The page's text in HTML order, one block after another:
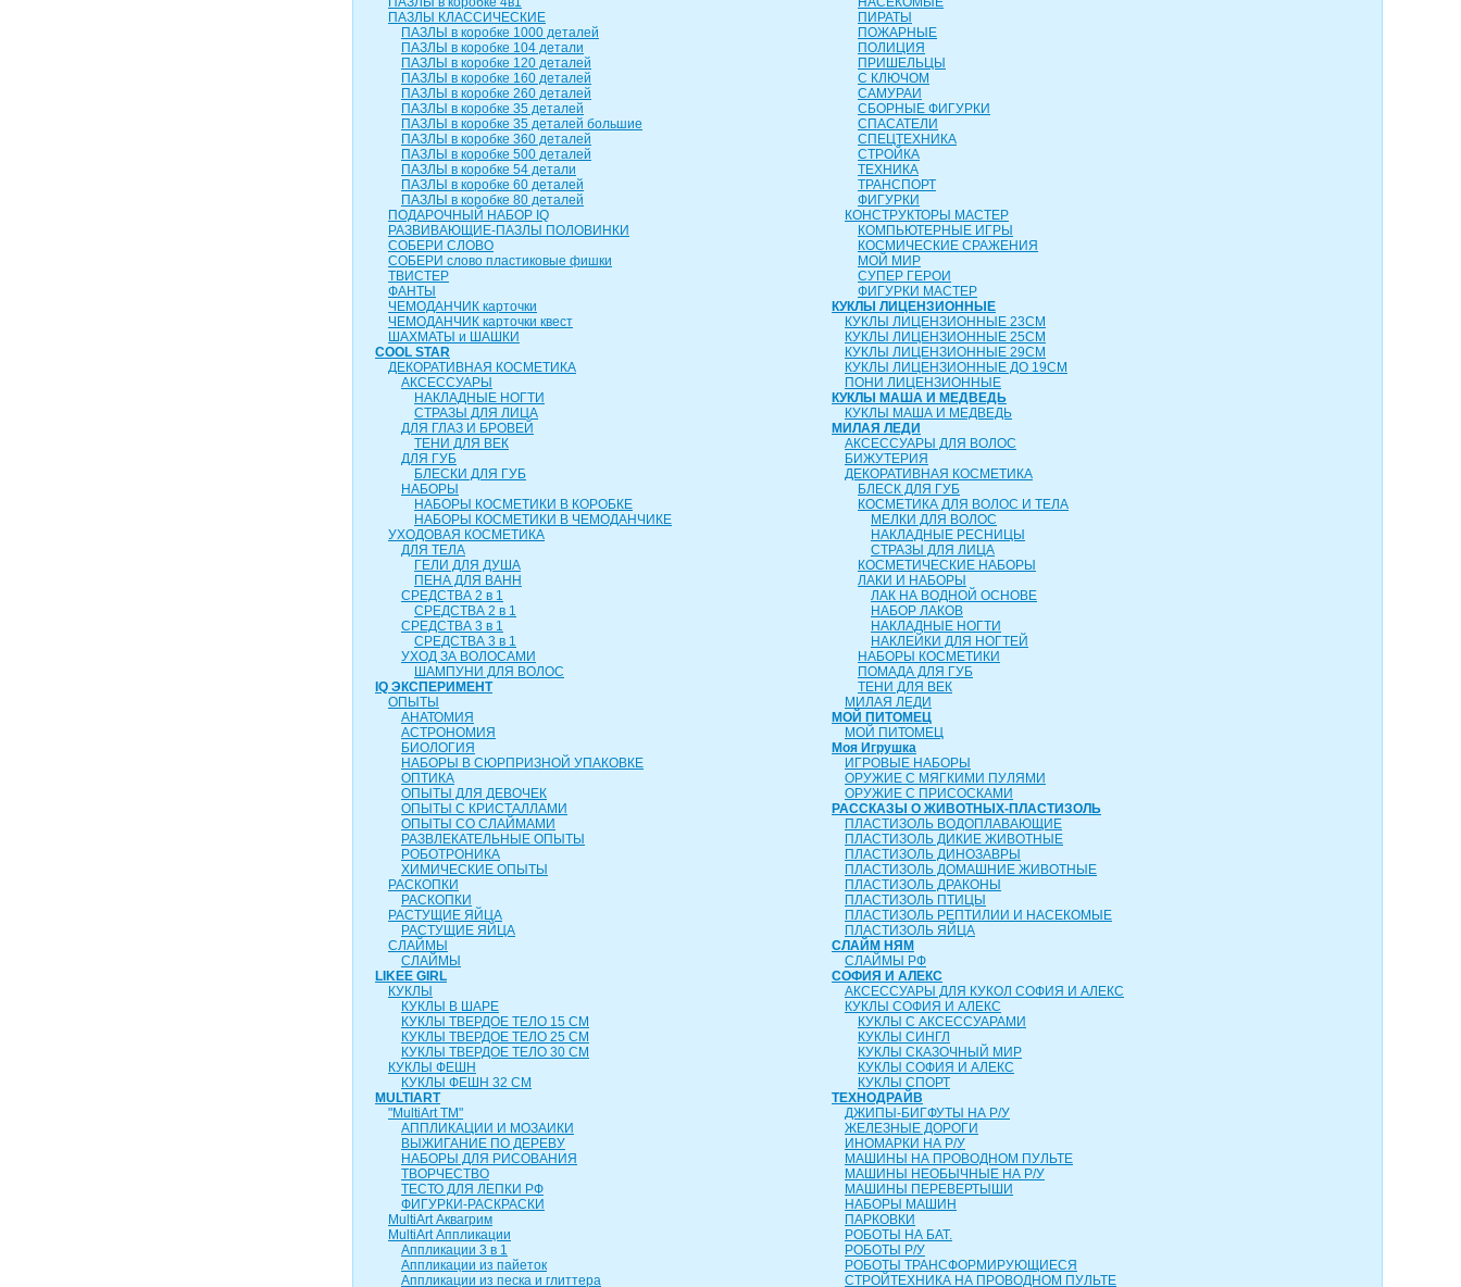
ПАЗЛЫ КЛАССИЧЕСКИЕ
ПАЗЛЫ в коробке 1000 деталей
ПАЗЛЫ в коробке 104 детали
ПАЗЛЫ в коробке 120 деталей
ПАЗЛЫ в коробке 160 деталей
ПАЗЛЫ в коробке 260 деталей
ПАЗЛЫ в коробке 35 деталей
ПАЗЛЫ в коробке 35 деталей большие
ПАЗЛЫ в коробке 360 деталей
ПАЗЛЫ в коробке 500 деталей
ПАЗЛЫ в коробке 54 детали
ПАЗЛЫ в коробке 60 деталей
ПАЗЛЫ в коробке 80 деталей
ПОДАРОЧНЫЙ НАБОР IQ
РАЗВИВАЮЩИЕ-ПАЗЛЫ ПОЛОВИНКИ
СОБЕРИ СЛОВО
СОБЕРИ слово пластиковые фишки
ТВИСТЕР
ФАНТЫ
ЧЕМОДАНЧИК карточки
ЧЕМОДАНЧИК карточки квест
ШАХМАТЫ и ШАШКИ
COOL STAR
ДЕКОРАТИВНАЯ КОСМЕТИКА
АКСЕССУАРЫ
НАКЛАДНЫЕ НОГТИ
СТРАЗЫ ДЛЯ ЛИЦА
ДЛЯ ГЛАЗ И БРОВЕЙ
ТЕНИ ДЛЯ ВЕК
ДЛЯ ГУБ
БЛЕСКИ ДЛЯ ГУБ
НАБОРЫ
НАБОРЫ КОСМЕТИКИ В КОРОБКЕ
НАБОРЫ КОСМЕТИКИ В ЧЕМОДАНЧИКЕ
УХОДОВАЯ КОСМЕТИКА
ДЛЯ ТЕЛА
ГЕЛИ ДЛЯ ДУША
ПЕНА ДЛЯ ВАНН
СРЕДСТВА 2 в 1
СРЕДСТВА 2 в 1
СРЕДСТВА 3 в 1
СРЕДСТВА 3 в 1
УХОД ЗА ВОЛОСАМИ
ШАМПУНИ ДЛЯ ВОЛОС
IQ ЭКСПЕРИМЕНТ
ОПЫТЫ
АНАТОМИЯ
АСТРОНОМИЯ
БИОЛОГИЯ
НАБОРЫ В СЮРПРИЗНОЙ УПАКОВКЕ
ОПТИКА
ОПЫТЫ ДЛЯ ДЕВОЧЕК
ОПЫТЫ С КРИСТАЛЛАМИ
ОПЫТЫ СО СЛАЙМАМИ
РАЗВЛЕКАТЕЛЬНЫЕ ОПЫТЫ
РОБОТРОНИКА
ХИМИЧЕСКИЕ ОПЫТЫ
РАСКОПКИ
РАСКОПКИ
РАСТУЩИЕ ЯЙЦА
РАСТУЩИЕ ЯЙЦА
СЛАЙМЫ
СЛАЙМЫ
LIKEE GIRL
КУКЛЫ
КУКЛЫ В ШАРЕ
КУКЛЫ ТВЕРДОЕ ТЕЛО 15 СМ
КУКЛЫ ТВЕРДОЕ ТЕЛО 25 СМ
КУКЛЫ ТВЕРДОЕ ТЕЛО 30 СМ
КУКЛЫ ФЕШН
КУКЛЫ ФЕШН 32 СМ
MULTIART
"MultiArt ТМ"
АППЛИКАЦИИ И МОЗАИКИ
ВЫЖИГАНИЕ ПО ДЕРЕВУ
НАБОРЫ ДЛЯ РИСОВАНИЯ
ТВОРЧЕСТВО
ТЕСТО ДЛЯ ЛЕПКИ РФ
ФИГУРКИ-РАСКРАСКИ
MultiArt Аквагрим
MultiArt Аппликации
Аппликации 3 в 1
Аппликации из пайеток
Аппликации из песка и глиттера
ПИРАТЫ
ПОЖАРНЫЕ
ПОЛИЦИЯ
ПРИШЕЛЬЦЫ
С КЛЮЧОМ
САМУРАИ
СБОРНЫЕ ФИГУРКИ
СПАСАТЕЛИ
СПЕЦТЕХНИКА
СТРОЙКА
ТЕХНИКА
ТРАНСПОРТ
ФИГУРКИ
КОНСТРУКТОРЫ МАСТЕР
КОМПЬЮТЕРНЫЕ ИГРЫ
КОСМИЧЕСКИЕ СРАЖЕНИЯ
МОЙ МИР
СУПЕР ГЕРОИ
ФИГУРКИ МАСТЕР
КУКЛЫ ЛИЦЕНЗИОННЫЕ
КУКЛЫ ЛИЦЕНЗИОННЫЕ 23СМ
КУКЛЫ ЛИЦЕНЗИОННЫЕ 25СМ
КУКЛЫ ЛИЦЕНЗИОННЫЕ 29СМ
КУКЛЫ ЛИЦЕНЗИОННЫЕ ДО 19СМ
ПОНИ ЛИЦЕНЗИОННЫЕ
КУКЛЫ МАША И МЕДВЕДЬ
КУКЛЫ МАША И МЕДВЕДЬ
МИЛАЯ ЛЕДИ
АКСЕССУАРЫ ДЛЯ ВОЛОС
БИЖУТЕРИЯ
ДЕКОРАТИВНАЯ КОСМЕТИКА
БЛЕСК ДЛЯ ГУБ
КОСМЕТИКА ДЛЯ ВОЛОС И ТЕЛА
МЕЛКИ ДЛЯ ВОЛОС
НАКЛАДНЫЕ РЕСНИЦЫ
СТРАЗЫ ДЛЯ ЛИЦА
КОСМЕТИЧЕСКИЕ НАБОРЫ
ЛАКИ И НАБОРЫ
ЛАК НА ВОДНОЙ ОСНОВЕ
НАБОР ЛАКОВ
НАКЛАДНЫЕ НОГТИ
НАКЛЕЙКИ ДЛЯ НОГТЕЙ
НАБОРЫ КОСМЕТИКИ
ПОМАДА ДЛЯ ГУБ
ТЕНИ ДЛЯ ВЕК
МИЛАЯ ЛЕДИ
МОЙ ПИТОМЕЦ
МОЙ ПИТОМЕЦ
Моя Игрушка
ИГРОВЫЕ НАБОРЫ
ОРУЖИЕ С МЯГКИМИ ПУЛЯМИ
ОРУЖИЕ С ПРИСОСКАМИ
РАССКАЗЫ О ЖИВОТНЫХ-ПЛАСТИЗОЛЬ
ПЛАСТИЗОЛЬ ВОДОПЛАВАЮЩИЕ
ПЛАСТИЗОЛЬ ДИКИЕ ЖИВОТНЫЕ
ПЛАСТИЗОЛЬ ДИНОЗАВРЫ
ПЛАСТИЗОЛЬ ДОМАШНИЕ ЖИВОТНЫЕ
ПЛАСТИЗОЛЬ ДРАКОНЫ
ПЛАСТИЗОЛЬ ПТИЦЫ
ПЛАСТИЗОЛЬ РЕПТИЛИИ И НАСЕКОМЫЕ
ПЛАСТИЗОЛЬ ЯЙЦА
СЛАЙМ НЯМ
СЛАЙМЫ РФ
СОФИЯ И АЛЕКС
АКСЕССУАРЫ ДЛЯ КУКОЛ СОФИЯ И АЛЕКС
КУКЛЫ СОФИЯ И АЛЕКС
КУКЛЫ С АКСЕССУАРАМИ
КУКЛЫ СИНГЛ
КУКЛЫ СКАЗОЧНЫЙ МИР
КУКЛЫ СОФИЯ И АЛЕКС
КУКЛЫ СПОРТ
ТЕХНОДРАЙВ
ДЖИПЫ-БИГФУТЫ НА Р/У
ЖЕЛЕЗНЫЕ ДОРОГИ
ИНОМАРКИ НА Р/У
МАШИНЫ НА ПРОВОДНОМ ПУЛЬТЕ
МАШИНЫ НЕОБЫЧНЫЕ НА Р/У
МАШИНЫ ПЕРЕВЕРТЫШИ
НАБОРЫ МАШИН
ПАРКОВКИ
РОБОТЫ НА БАТ.
РОБОТЫ Р/У
РОБОТЫ ТРАНСФОРМИРУЮЩИЕСЯ
СТРОЙТЕХНИКА НА ПРОВОДНОМ ПУЛЬТЕ